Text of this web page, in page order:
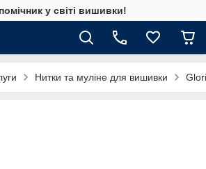
у світі вишивки!
Нитки та муліне для вишивки